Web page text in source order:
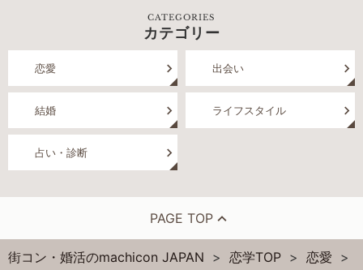
CATEGORIES
カテゴリー
恋愛 出会い
結婚 ライフスタイル
占い・診断
PAGE TOP
街コン・婚活のmachicon JAPAN 恋学TOP
恋愛